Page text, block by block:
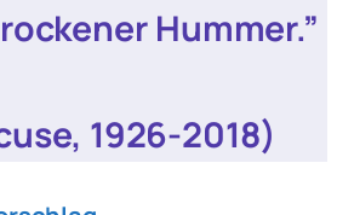
Hummer.”
1926-2018)